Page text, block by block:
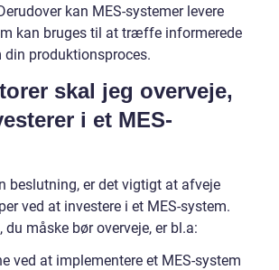
kan MES-systemer levere
kan bruges til at træffe informerede
din produktionsproces.
skal jeg overveje,
i et MES-
beslutning, er det vigtigt at afveje
ved at investere i et MES-system.
du måske bør overveje, er bl.a:
ved at implementere et MES-system